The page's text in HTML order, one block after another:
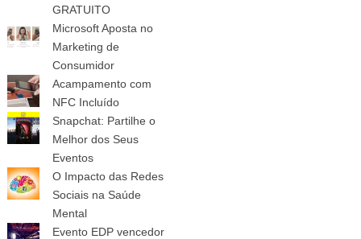
GRATUITO
Microsoft Aposta no
Marketing de
Consumidor
Acampamento com
NFC Incluído
Snapchat: Partilhe o
Melhor dos Seus
Eventos
O Impacto das Redes
Sociais na Saúde
Mental
Evento EDP vencedor